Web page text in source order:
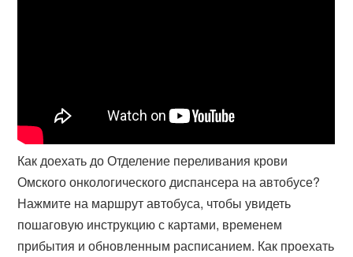
Как доехать до Отделение переливания крови
Омского онкологического диспансера на автобусе?
Нажмите на маршрут автобуса, чтобы увидеть
пошаговую инструкцию с картами, временем
прибытия и обновленным расписанием. Как проехать